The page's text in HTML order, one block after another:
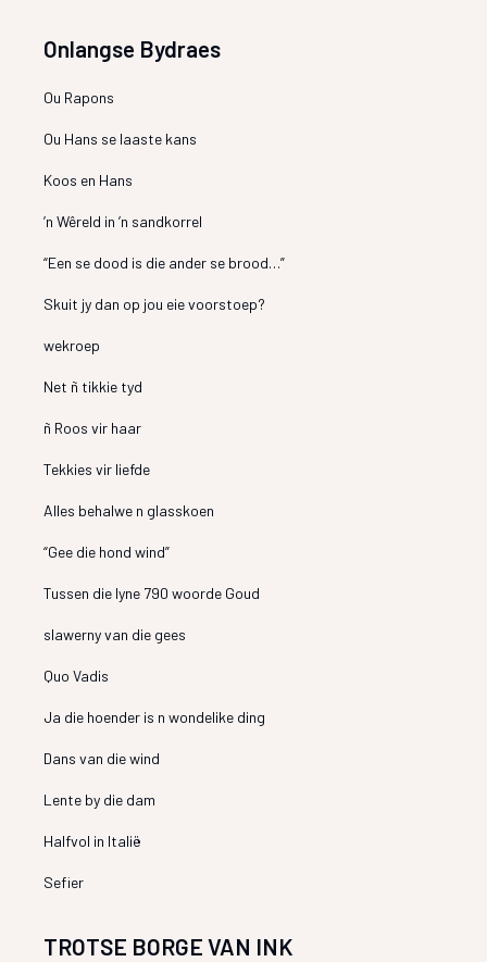
Onlangse Bydraes
Ou Rapons
Ou Hans se laaste kans
Koos en Hans
’n Wêreld in ’n sandkorrel
“Een se dood is die ander se brood…”
Skuit jy dan op jou eie voorstoep?
wekroep
Net ñ tikkie tyd
ñ Roos vir haar
Tekkies vir liefde
Alles behalwe n glasskoen
“Gee die hond wind”
Tussen die lyne 790 woorde Goud
slawerny van die gees
Quo Vadis
Ja die hoender is n wondelike ding
Dans van die wind
Lente by die dam
Halfvol in Italië
Sefier
TROTSE BORGE VAN INK